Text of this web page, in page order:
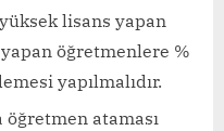
lisans yapan
öğretmenlere %
yapılmalıdır.
ataması